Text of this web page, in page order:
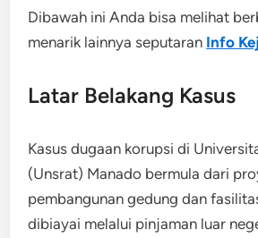
Dibawah ini Anda bisa melihat
menarik lainnya seputaran Info
Latar Belakang Kasus
Kasus dugaan korupsi di
(Unsrat) Manado bermula dari
pembangunan gedung dan
dibiayai melalui pinjaman luar